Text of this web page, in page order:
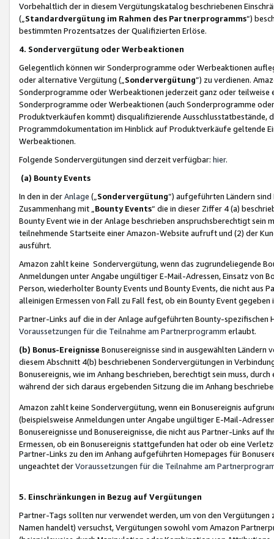
Vorbehaltlich der in diesem Vergütungskatalog beschriebenen
(„ Standardvergütung im Rahmen des Partnerprogramms“)
bestimmten Prozentsatzes der Qualifizierten Erlöse.
4. Sondervergütung oder Werbeaktionen
Gelegentlich können wir Sonderprogramme oder Werbeaktionen
oder alternative Vergütung („ Sondervergütung”) zu verdienen.
Sonderprogramme oder Werbeaktionen jederzeit ganz oder
Sonderprogramme oder Werbeaktionen (auch Sonderprogramme
Produktverkäufen kommt) disqualifizierende Ausschlusstatbestände,
Programmdokumentation im Hinblick auf Produktverkäufe geltende
Werbeaktionen.
Folgende Sondervergütungen sind derzeit verfügbar: hier.
(a) Bounty Events
In den in derAnlage („ Sondervergütung“) aufgeführten Ländern
Zusammenhang mit „ Bounty Events“ die in dieser Ziffer 4 (a)
Bounty Event wie in der Anlage beschrieben anspruchsberechtigt sein
teilnehmende Startseite einer Amazon-Website aufruft und (2) der
ausführt.
Amazon zahlt keine Sondervergütung, wenn das zugrundeliegende
Anmeldungen unter Angabe ungültiger E-Mail-Adressen, Einsatz von
Person, wiederholter Bounty Events und Bounty Events, die nicht
alleinigen Ermessen von Fall zu Fall fest, ob ein Bounty Event
Partner-Links auf die in der Anlage aufgeführten Bounty-spezifischen
Voraussetzungen für die Teilnahme am Partnerprogramm erlaubt.
(b) Bonus-Ereignisse Bonusereignisse sind in ausgewählten Ländern
diesem Abschnitt 4(b) beschriebenen Sondervergütungen in
Bonusereignis, wie im Anhang beschrieben, berechtigt sein muss,
während der sich daraus ergebenden Sitzung die im Anhang
Amazon zahlt keine Sondervergütung, wenn ein Bonusereignis
(beispielsweise Anmeldungen unter Angabe ungültiger E-Mail-
Bonusereignisse und Bonusereignisse, die nicht aus Partner-Links auf
Ermessen, ob ein Bonusereignis stattgefunden hat oder ob eine
Partner-Links zu den im Anhang aufgeführten Homepages für
ungeachtet derVoraussetzungen für die Teilnahme am
5. Einschränkungen in Bezug auf Vergütungen
Partner-Tags sollten nur verwendet werden, um von den
Namen handelt) versuchst, Vergütungen sowohl vom Amazon